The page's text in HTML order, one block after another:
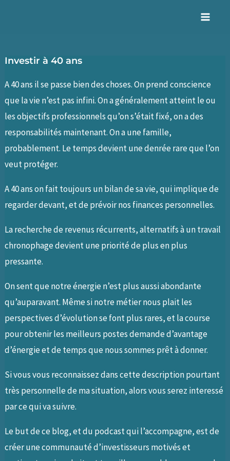
Investir à 40 ans
A 40 ans il se passe bien des choses. On prend conscience
que la vie n’est pas infini. On a généralement atteint le ou
les objectifs professionnels qu’on s’était fixé, on a des
responsabilités maintenant. On a une famille,
probablement. Le temps devient une denrée rare que l’on
veut protéger.
A 40 ans on fait toujours un bilan de sa vie, qui implique de
regarder devant, et de prévoir nos finances personnelles.
La recherche de revenus récurrents, alternatifs à un travail
chronophage devient une priorité de plus en plus
pressante.
On sent que notre énergie n’est plus aussi abondante
qu’auparavant. Même si notre métier nous plait les
perspectives d’évolution se font plus rares, et la course
pour obtenir les meilleurs postes demande d’avantage
d’énergie et de temps que nous sommes prêt à donner.
Si vous vous reconnaissez dans cette description pourtant
très personnelle de ma situation, alors vous serez interessé
par ce qui va suivre.
Le but de ce blog, et du podcast qui l’accompagne, est de
créer une communauté d’investisseurs motivés et